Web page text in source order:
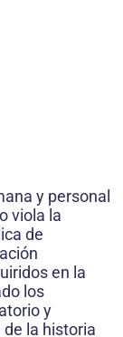
y personal
viola la
de
en la
los
y
la historia